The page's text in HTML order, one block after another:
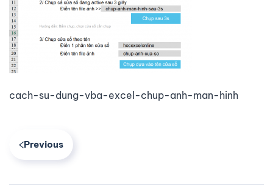
cach-su-dung-vba-excel-chup-anh-man-hinh
Previous